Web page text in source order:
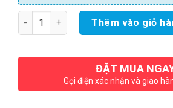
Số lượng Thêm vào giỏ
ĐẶT MUA
Gọi điện xác nhận và giao